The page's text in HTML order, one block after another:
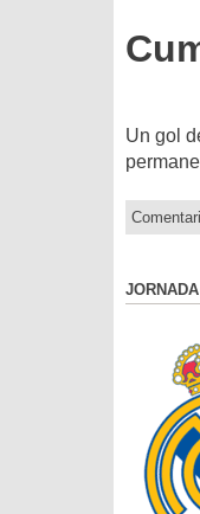
Un gol